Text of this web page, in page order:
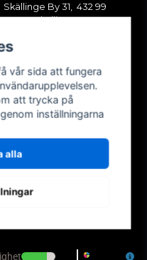
Skällinge By 31, 432 99
Skällinge
MITT KONTO
Skapa konto
vår sida att fungera
att trycka på
inställningarna
alla